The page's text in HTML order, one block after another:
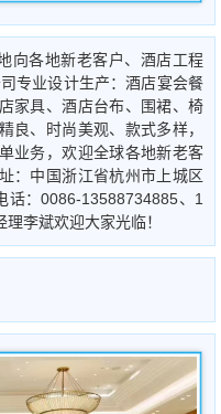
向各地新老客户、酒店工程
专业设计生产：酒店宴会餐
家具、酒店台布、围裙、椅
良、时尚美观、款式多样，
业务，欢迎全球各地新老客
：中国浙江省杭州市上城区
话：0086-13588734885、1
李斌欢迎大家光临！